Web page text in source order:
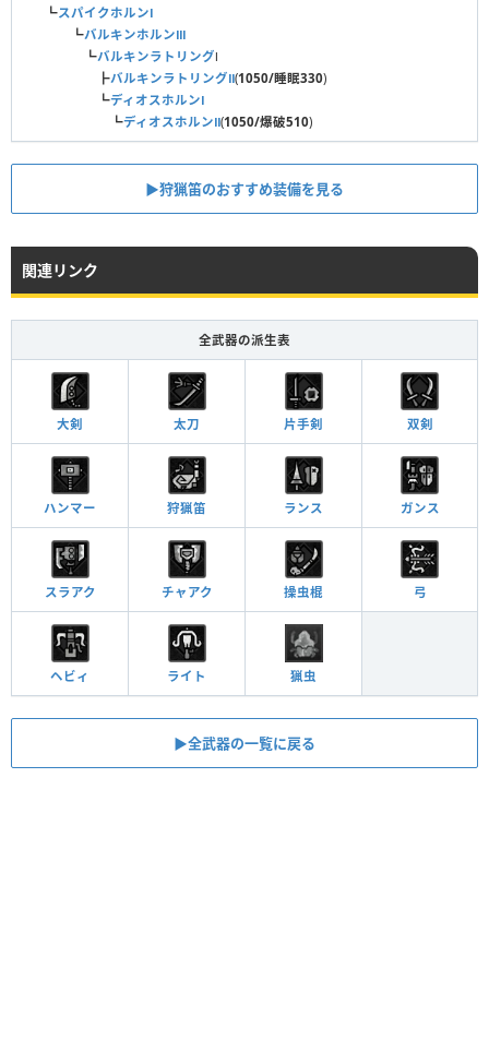
┗スパイクホルンⅠ
┗バルキンホルンⅢ
┗バルキンラトリングⅠ
┣バルキンラトリングⅡ(1050/睡眠330)
┗ディオスホルンⅠ
┗ディオスホルンⅡ(1050/爆破510)
▶狩猟笛のおすすめ装備を見る
関連リンク
全武器の派生表
大剣 太刀 片手剣 双剣
ハンマー 狩猟笛 ランス ガンス
スラアク チャアク 操虫棍 弓
ヘビィ ライト 猟虫
▶全武器の一覧に戻る